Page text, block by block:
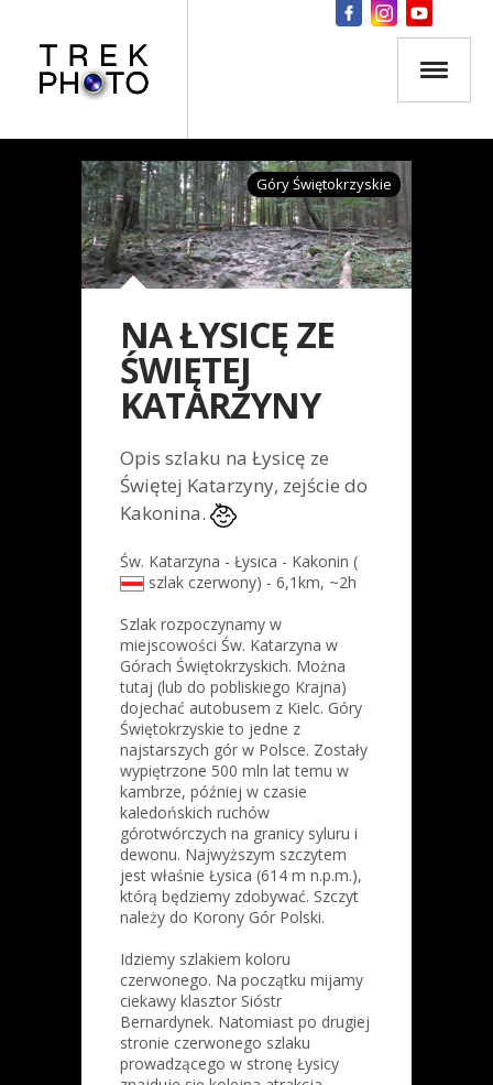
Góry Świętokrzyskie
NA ŁYSICĘ ZE
ŚWIĘTEJ
KATARZYNY
Opis szlaku na Łysicę ze
Świętej Katarzyny, zejście do
Kakonina.
Św. Katarzyna - Łysica - Kakonin (
szlak czerwony) - 6,1km, ~2h
Szlak rozpoczynamy w
miejscowości Św. Katarzyna w
Górach Świętokrzyskich. Można
tutaj (lub do pobliskiego Krajna)
dojechać autobusem z Kielc. Góry
Świętokrzyskie to jedne z
najstarszych gór w Polsce. Zostały
wypiętrzone 500 mln lat temu w
kambrze, później w czasie
kaledońskich ruchów
górotwórczych na granicy syluru i
dewonu. Najwyższym szczytem
jest właśnie Łysica (614 m n.p.m.),
którą będziemy zdobywać. Szczyt
należy do Korony Gór Polski.
Idziemy szlakiem koloru
czerwonego. Na początku mijamy
ciekawy klasztor Sióstr
Bernardynek. Natomiast po drugiej
stronie czerwonego szlaku
prowadzącego w stronę Łysicy